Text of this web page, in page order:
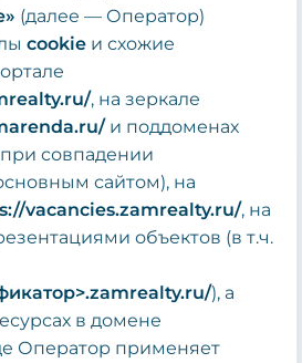
(далее — Оператор)
cookie и схожие
, на зеркале
и поддоменах
совпадении
сайтом), на
vacancies.zamrealty.ru/, на
объектов (в т.ч.
), а
в домене
Оператор применяет